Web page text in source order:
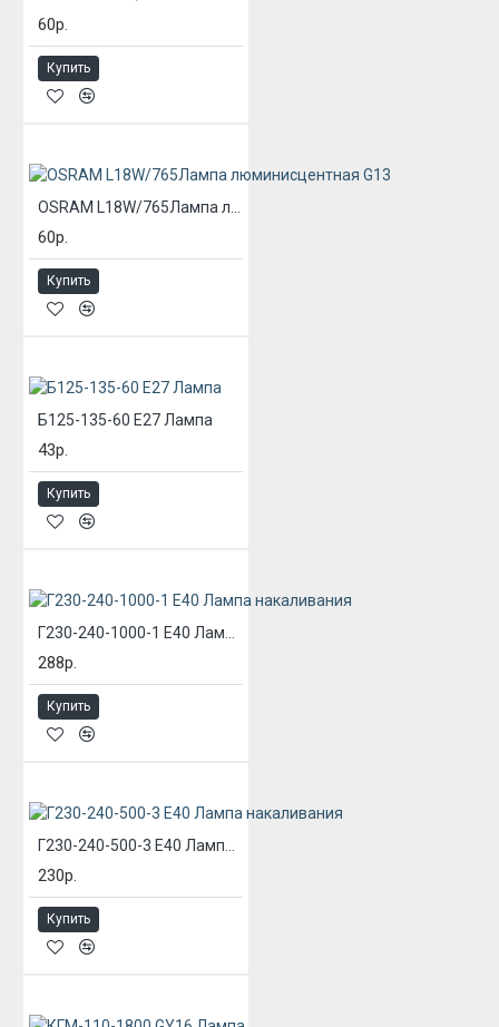
60р.
Купить
60р.
Купить
Б125-135-60 Е27 Лампа
43р.
Купить
288р.
Купить
230р.
Купить